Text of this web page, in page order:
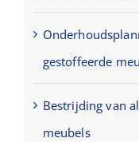
gestoffeerde
Bestrijding van
meubels